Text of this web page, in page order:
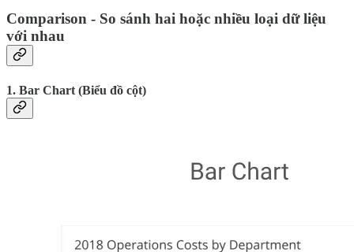
Comparison - So sánh hai hoặc nhiều loại dữ liệu
với nhau
1. Bar Chart (Biểu đồ cột)